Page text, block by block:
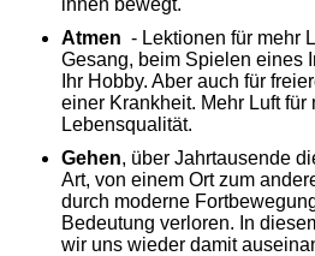
Atmen - Lektionen für mehr
Gesang, beim Spielen eines
Ihr Hobby. Aber auch für
einer Krankheit. Mehr Luft für
Lebensqualität.
Gehen, über Jahrtausende
Art, von einem Ort zum
durch moderne
Bedeutung verloren. In
wir uns wieder damit